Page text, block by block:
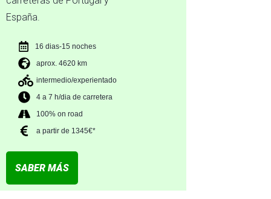
España.
16 dias-15 noches
aprox. 4620 km
intermedio/experientado
4 a 7 h/dia de carretera
100% on road
a partir de 1345€*
SABER MÁS